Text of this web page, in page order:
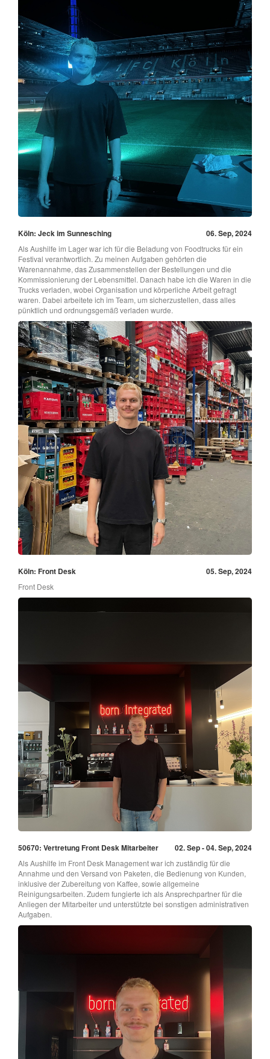
Köln: Jeck im Sunnesching 06. Sep, 2024
Als Aushilfe im Lager war ich für die Beladung von Foodtrucks für ein
Festival verantwortlich. Zu meinen Aufgaben gehörten die
Warenannahme, das Zusammenstellen der Bestellungen und die
Kommissionierung der Lebensmittel. Danach habe ich die Waren in die
Trucks verladen, wobei Organisation und körperliche Arbeit gefragt
waren. Dabei arbeitete ich im Team, um sicherzustellen, dass alles
pünktlich und ordnungsgemäß verladen wurde.
Köln: Front Desk 05. Sep, 2024
Front Desk
50670: Vertretung Front Desk Mitarbeiter 02. Sep - 04. Sep, 2024
Als Aushilfe im Front Desk Management war ich zuständig für die
Annahme und den Versand von Paketen, die Bedienung von Kunden,
inklusive der Zubereitung von Kaffee, sowie allgemeine
Reinigungsarbeiten. Zudem fungierte ich als Ansprechpartner für die
Anliegen der Mitarbeiter und unterstützte bei sonstigen administrativen
Aufgaben.